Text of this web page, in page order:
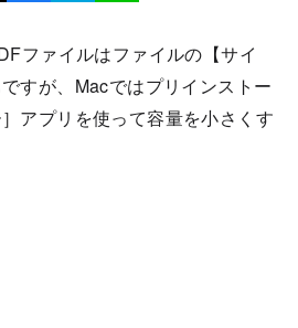
ファイルはファイルの【サイ
すが、Macではプリインストー
アプリを使って容量を小さくす